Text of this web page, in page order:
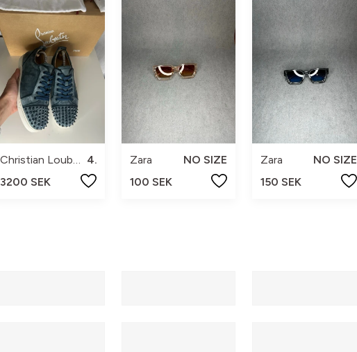
41
3200 SEK
Zara
NO SIZE
100 SEK
Zara
NO SIZE
150 SEK